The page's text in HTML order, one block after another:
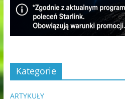
Kategorie
ARTYKUŁY